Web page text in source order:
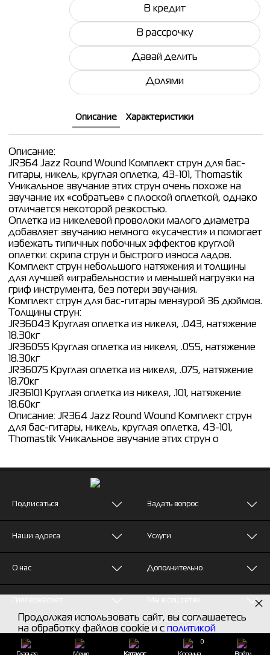
В кредит
В рассрочку
Давай делить
Долями
Описание Характеристики
Описание:
JR364 Jazz Round Wound Комплект струн для бас-
гитары, никель, круглая оплетка, 43-101, Thomastik
Уникальное звучание этих струн очень похоже на
звучание их «собратьев» с плоской оплеткой, однако
отличается некоторой резкостью.
Оплетка из никелевой проволоки малого диаметра
добавляет звучанию немного «кусачести» и помогает
избежать типичных побочных эффектов круглой
оплетки: скрипа струн и быстрого износа ладов.
Комплект струн небольшого натяжения и толщины
для лучшей «играбельности» и меньшей нагрузки на
гриф инструмента, без потери звучания.
Комплект струн для бас-гитары мензурой 36 дюймов.
Толщины струн:
JR36043 Круглая оплетка из никеля, .043, натяжение
18.30кг
JR36055 Круглая оплетка из никеля, .055, натяжение
18.30кг
JR36075 Круглая оплетка из никеля, .075, натяжение
18.70кг
JR36101 Круглая оплетка из никеля, .101, натяжение
18.60кг
Описание: JR364 Jazz Round Wound Комплект струн
для бас-гитары, никель, круглая оплетка, 43-101,
Thomastik Уникальное звучание этих струн о
Подписаться
Наши адреса
О нас
Задать вопрос
Услуги
Дополнительно
© MUZTON - Все права защищены
Продолжая использовать сайт, вы соглашаетесь
на обработку файлов cookie и с политикой
конфиденциальности
×
0